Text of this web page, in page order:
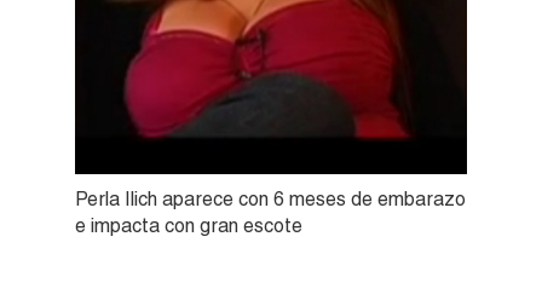
Perla Ilich aparece con 6 meses de embarazo
e impacta con gran escote